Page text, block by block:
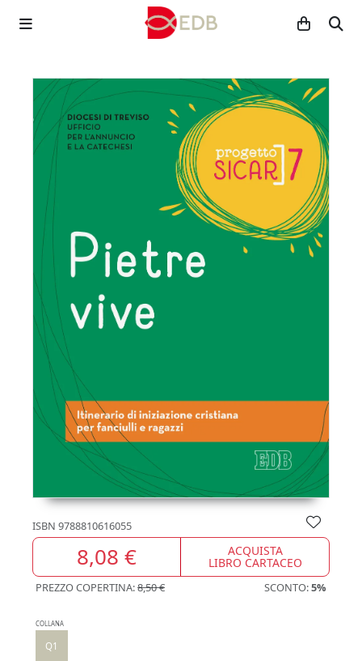
ISBN 9788810616055
8,08 € ACQUISTA
LIBRO CARTACEO
PREZZO COPERTINA:8,50 € SCONTO:5%
COLLANA
Q1